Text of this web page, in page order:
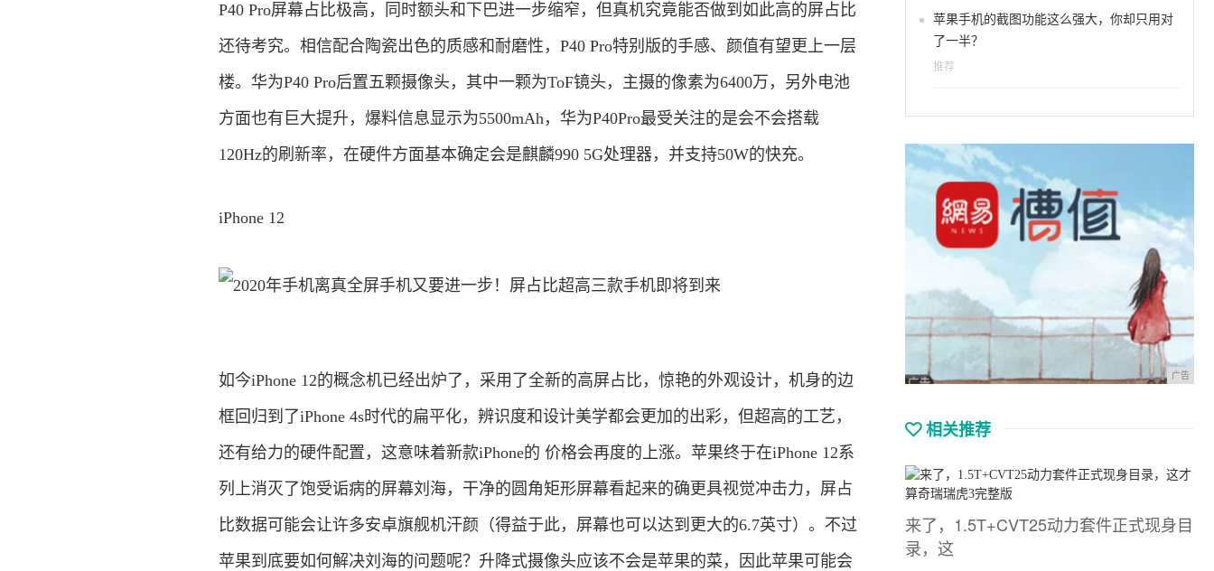
P40 Pro屏幕占比极高，同时额头和下巴进一步缩窄，但真机究竟能否做到如此高的屏占比
还待考究。相信配合陶瓷出色的质感和耐磨性，P40 Pro特别版的手感、颜值有望更上一层
楼。华为P40 Pro后置五颗摄像头，其中一颗为ToF镜头，主摄的像素为6400万，另外电池
方面也有巨大提升，爆料信息显示为5500mAh，华为P40Pro最受关注的是会不会搭载
120Hz的刷新率，在硬件方面基本确定会是麒麟990 5G处理器，并支持50W的快充。
iPhone 12
如今iPhone 12的概念机已经出炉了，采用了全新的高屏占比，惊艳的外观设计，机身的边
框回归到了iPhone 4s时代的扁平化，辨识度和设计美学都会更加的出彩，但超高的工艺，
还有给力的硬件配置，这意味着新款iPhone的 价格会再度的上涨。苹果终于在iPhone 12系
列上消灭了饱受诟病的屏幕刘海，干净的圆角矩形屏幕看起来的确更具视觉冲击力，屏占
比数据可能会让许多安卓旗舰机汗颜（得益于此，屏幕也可以达到更大的6.7英寸）。不过
苹果到底要如何解决刘海的问题呢？升降式摄像头应该不会是苹果的菜，因此苹果可能会
苹果手机的截图功能这么强大，你却只用对
了一半？
推荐
广告
相关推荐
来了，1.5T+CVT25动力套件正式现身目
录，这